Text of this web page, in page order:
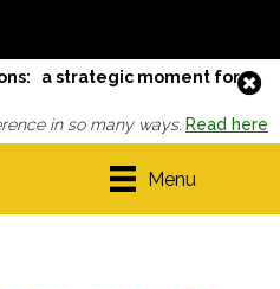
a strategic moment for
in so many ways. Read here
Menu